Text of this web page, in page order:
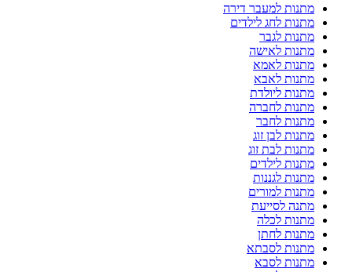
מתנות למעבר דירה
מתנות לחג לילדים
מתנות לגבר
מתנות לאישה
מתנות לאמא
מתנות לאבא
מתנות ליולדת
מתנות לחברה
מתנות לחבר
מתנות לבן זוג
מתנות לבת זוג
מתנות לילדים
מתנות לגננות
מתנות למורים
מתנה לסייעת
מתנות לכלה
מתנות לחתן
מתנות לסבתא
מתנות לסבא